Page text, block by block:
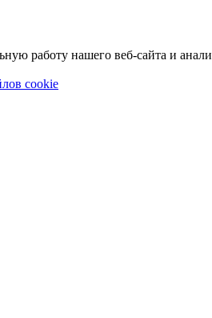
работу нашего веб-сайта и
cookie